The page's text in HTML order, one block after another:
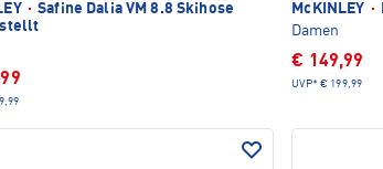
· Safine Dalia VM 8.8 Skihose
McKINLEY ·
Damen
€ 149,99
UVP* € 199,99